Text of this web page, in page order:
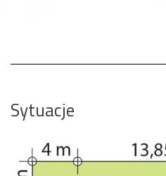
Sytuacje